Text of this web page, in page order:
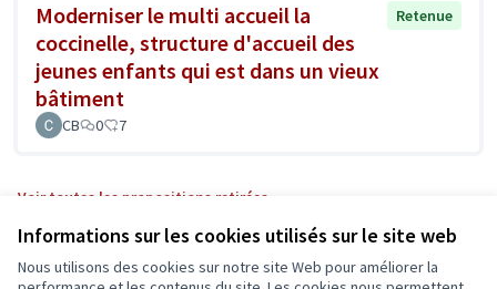
Informations sur les cookies utilisés sur le site web
Nous utilisons des cookies sur notre site Web pour améliorer la
Moderniser le multi accueil la
coccinelle, structure d'accueil des
jeunes enfants qui est dans un vieux
bâtiment
Retenue
CB 0 7
Voir toutes les propositions retirées
Conditions d'utilisation